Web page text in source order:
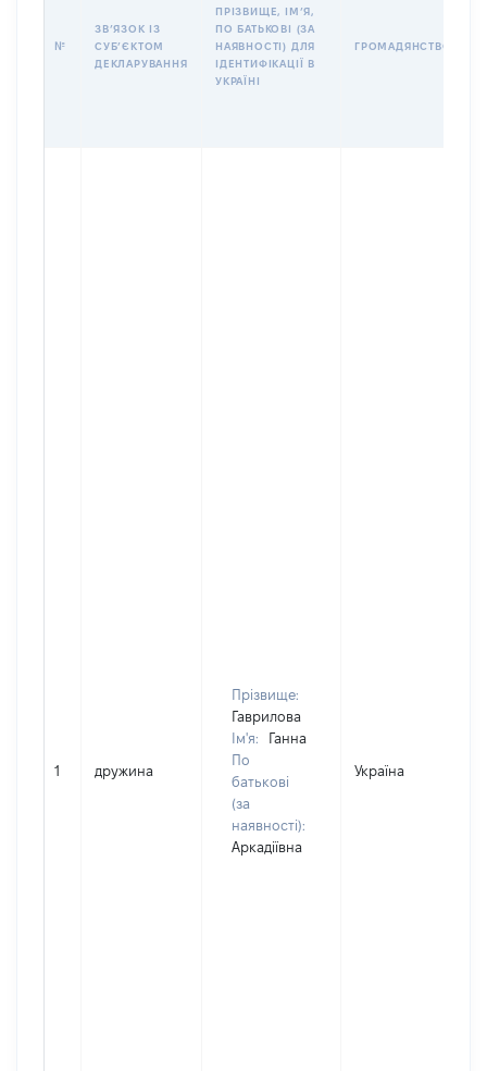
№
ЗВʼЯЗОК ІЗ
СУБʼЄКТОМ
ДЕКЛАРУВАННЯ
ПРІЗВИЩЕ, ІМʼЯ,
ПО БАТЬКОВІ (ЗА
НАЯВНОСТІ) ДЛЯ
ІДЕНТИФІКАЦІЇ В
УКРАЇНІ
ГРОМАДЯНСТВО
1 дружина
Прізвище:
Гаврилова
Ім'я:
Ганна
По
батькові
(за
наявності):
Аркадіївна
Україна